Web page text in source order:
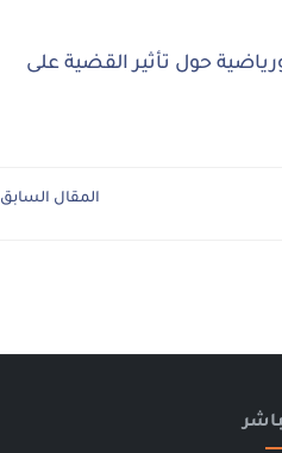
حول تأثير القضية على
المقال السابق